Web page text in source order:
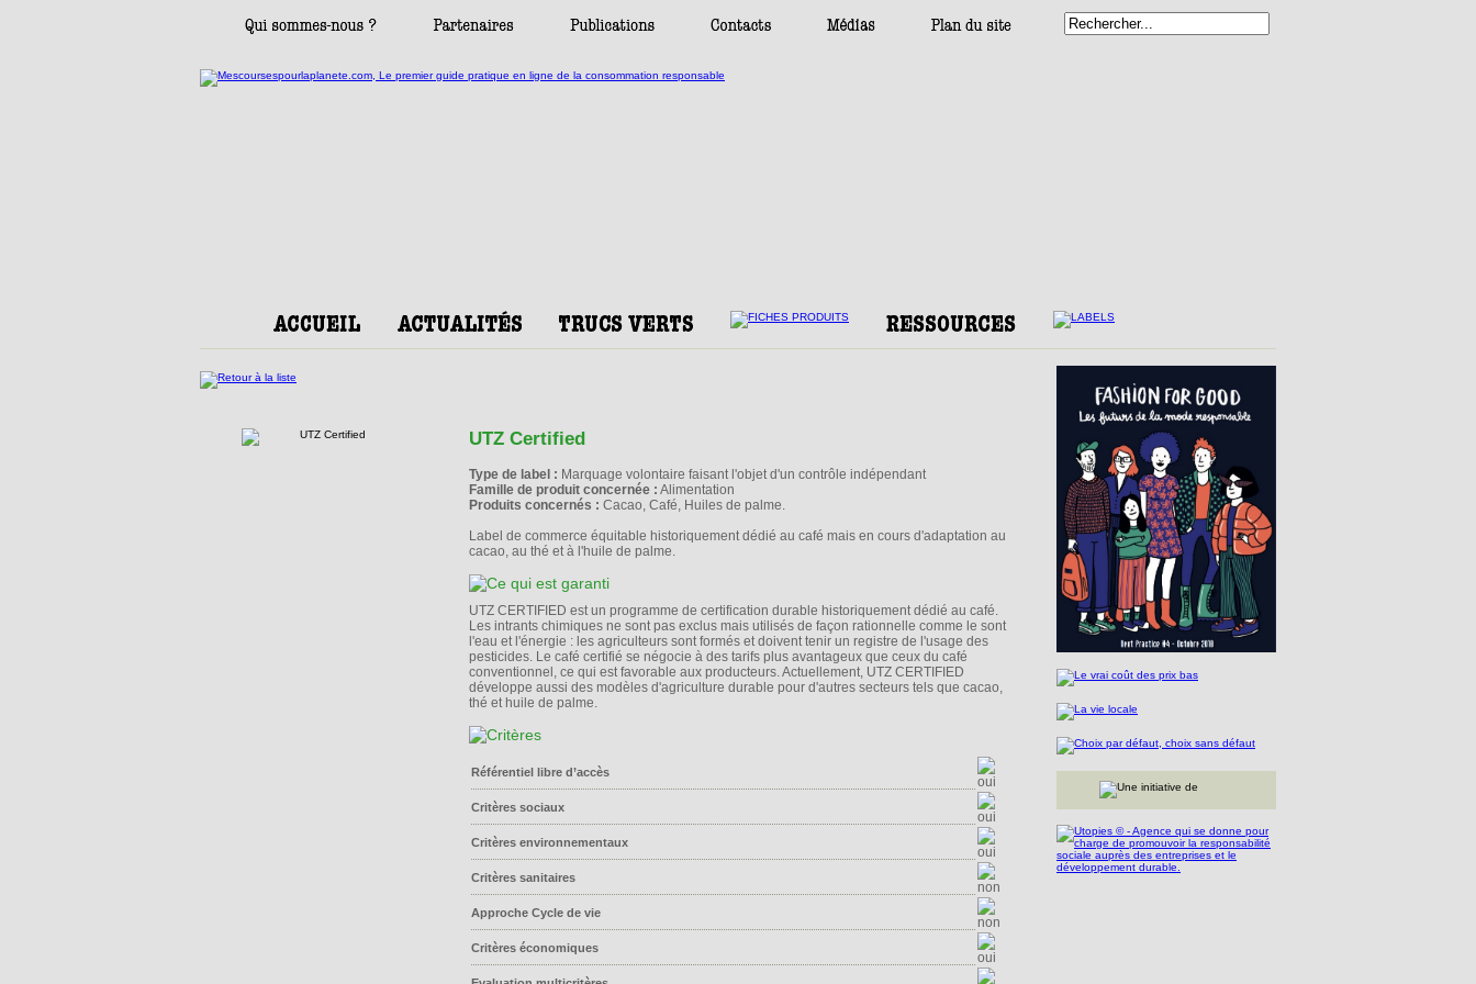
UTZ Certified
Type de label : Marquage volontaire faisant l'objet d'un contrôle indépendant
Famille de produit concernée : Alimentation
Produits concernés : Cacao, Café, Huiles de palme.
Label de commerce équitable historiquement dédié au café mais en cours d'adaptation au
cacao, au thé et à l'huile de palme.
UTZ CERTIFIED est un programme de certification durable historiquement dédié au café.
Les intrants chimiques ne sont pas exclus mais utilisés de façon rationnelle comme le sont
l'eau et l'énergie : les agriculteurs sont formés et doivent tenir un registre de l'usage des
pesticides. Le café certifié se négocie à des tarifs plus avantageux que ceux du café
conventionnel, ce qui est favorable aux producteurs. Actuellement, UTZ CERTIFIED
développe aussi des modèles d'agriculture durable pour d'autres secteurs tels que cacao,
thé et huile de palme.
Référentiel libre d’accès
Critères sociaux
Critères environnementaux
Critères sanitaires
Approche Cycle de vie
Critères économiques